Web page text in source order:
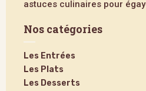
astuces culinaires pour
Nos catégories
Les Entrées
Les Plats
Les Desserts